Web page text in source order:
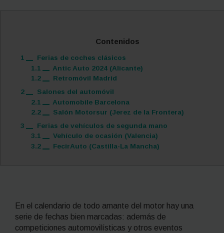
Contenidos
1
Ferias de coches clásicos
1.1
Antic Auto 2024 (Alicante)
1.2
Retromóvil Madrid
2
Salones del automóvil
2.1
Automobile Barcelona
2.2
Salón Motorsur (Jerez de la Frontera)
3
Ferias de vehículos de segunda mano
3.1
Vehículo de ocasión (Valencia)
3.2
FecirAuto (Castilla-La Mancha)
En el calendario de todo amante del motor hay una
serie de fechas bien marcadas: además de
competiciones automovilísticas y otros eventos